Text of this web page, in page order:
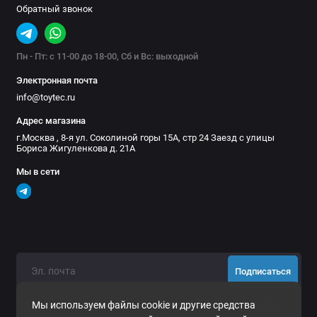
Мы используем файлы cookie и другие средства
Обратный звонок
Пн - Пт: с 11-00 до 18-00, Сб и Вс: выходной
Электронная почта
info@toytec.ru
Адрес магазина
г.Москва , 8-я ул. Соколиной горы 15А, стр 24 Заезд с улицы
Бориса Жигуленкова д. 21А
Мы в сети
Подписаться
Нажимая на кнопку «Подписаться», Вы даетесогласие на
обработку персональных данных.